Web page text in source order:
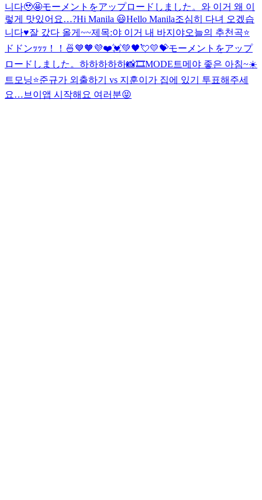
니다🥹🤩モーメントをアップロードしました。 와 이거 왜 이
렇게 맛있어요…?Hi Manila 😃Hello Manila조심히 다녀 오겠습
니다♥️잘 갔다 올게~~제목:야 이거 내 바지야오늘의 추천곡⭐️
ドドンｯｯｯ！！🍜 💙🧡💜❤️💓💚🖤💘💛💝モーメントをアップ
ロードしました。 하하하하하📸🎞MODE 트메야 좋은 아침~☀️
트모닝⭐️준규가 외출하기 vs 지훈이가 집에 있기 투표해주세
요… 브이앱 시작해요 여러분😝